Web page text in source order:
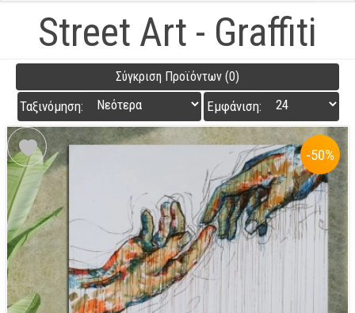
Street Art - Graffiti
Σύγκριση Προϊόντων (0)
Ταξινόμηση: Εμφάνιση:
-50%